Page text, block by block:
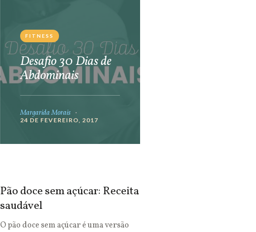
FITNESS
Desafio 30 Dias de
Abdominais
Margarida Morais
24 DE FEVEREIRO, 2017
Pão doce sem açúcar: Receita
saudável
O pão doce sem açúcar é uma versão